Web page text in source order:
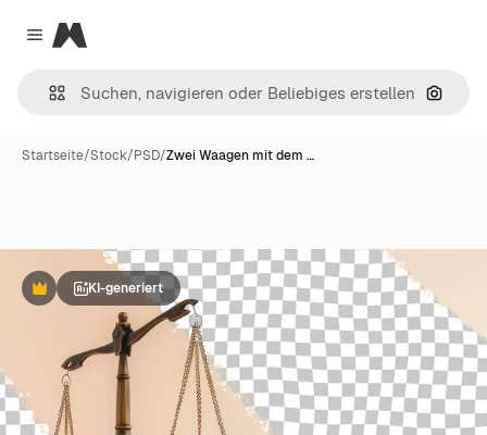
Close menu
Magnific
Nach
Startseite/Stock/PSD/Zwei Waagen mit dem …
PremiumKI-generiert